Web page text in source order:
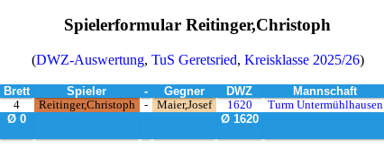
Spielerformular Reitinger,Christoph
(DWZ-Auswertung, TuS Geretsried, Kreisklasse 2025/26)
Brett Spieler - Gegner DWZ Mannschaft
4 Reitinger,Christoph - Maier,Josef 1620 Turm Untermühlhausen
Ø 0 Ø 1620